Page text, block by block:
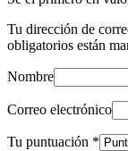
Tu dirección de
obligatorios están
Nombre
Correo electrónico
Tu puntuación *